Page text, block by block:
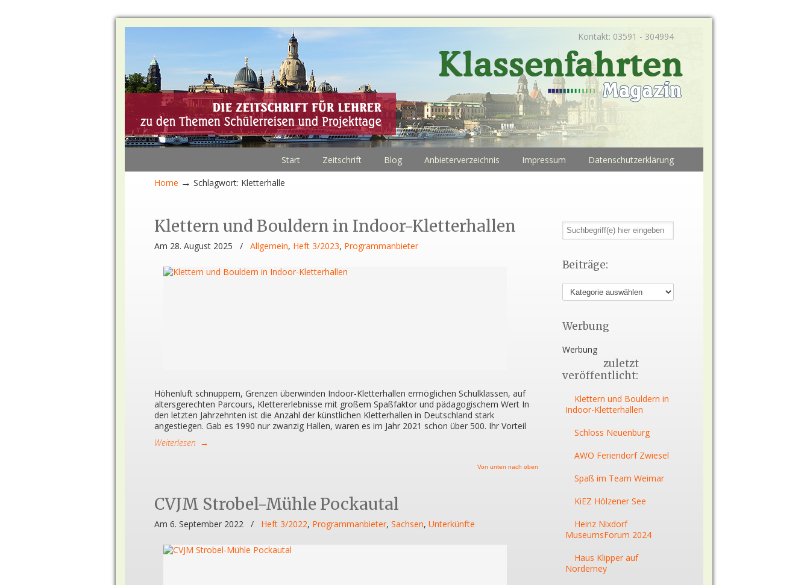
Kontakt: 03591 - 304994
Start Zeitschrift Blog Anbieterverzeichnis Impressum
Datenschutzerklärung
Home → Schlagwort: Kletterhalle
Klettern und Bouldern in Indoor-Kletterhallen
Am 28. August 2025 / Allgemein, Heft 3/2023, Programmanbieter
Höhenluft schnuppern, Grenzen überwinden Indoor-Kletterhallen ermöglichen Schulklassen, auf
altersgerechten Parcours, Klettererlebnisse mit großem Spaßfaktor und pädagogischem Wert In
den letzten Jahrzehnten ist die Anzahl der künstlichen Kletterhallen in Deutschland stark
angestiegen. Gab es 1990 nur zwanzig Hallen, waren es im Jahr 2021 schon über 500. Ihr Vorteil
Weiterlesen →
Von unten nach oben
CVJM Strobel-Mühle Pockautal
Am 6. September 2022 / Heft 3/2022, Programmanbieter, Sachsen, Unterkünfte
Beiträge:
Werbung
Werbung
zuletzt
veröffentlicht:
Klettern und Bouldern in
Indoor-Kletterhallen
Schloss Neuenburg
AWO Feriendorf Zwiesel
Spaß im Team Weimar
KiEZ Hölzener See
Heinz Nixdorf
MuseumsForum 2024
Haus Klipper auf
Norderney